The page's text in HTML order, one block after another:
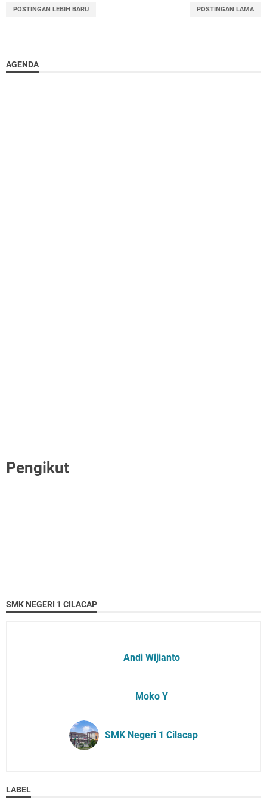
POSTINGAN LEBIH BARU POSTINGAN LAMA
AGENDA
Pengikut
SMK NEGERI 1 CILACAP
Andi Wijianto
Moko Y
SMK Negeri 1 Cilacap
LABEL